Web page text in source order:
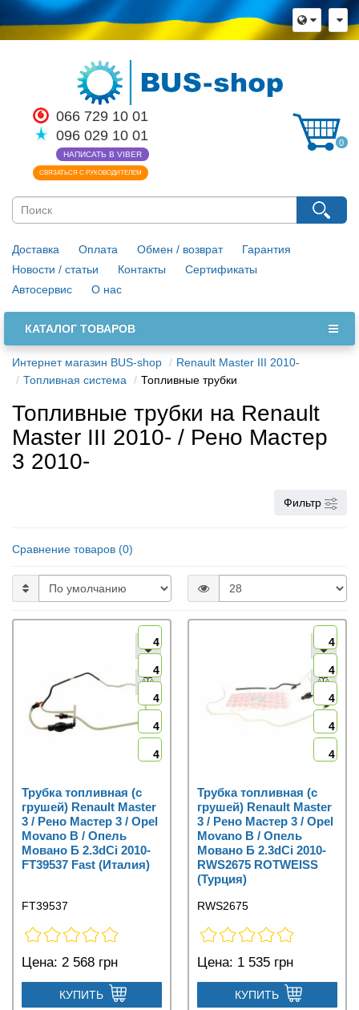
066 729 10 01
096 029 10 01
НАПИСАТЬ В VIBER
СВЯЗАТЬСЯ С РУКОВОДИТЕЛЕМ
0
Доставка Оплата Обмен / возврат
Гарантия
Новости / статьи
Контакты
Сертификаты
Автосервис
О нас
КАТАЛОГ ТОВАРОВ
Интернет магазин BUS-shop
Renault Master III 2010-
Топливная система
Топливные трубки
×
Язык магазина
Выберите пожалуйста язык магазина
Русский
Українська
Закрыть
Топливные трубки на Renault
Master III 2010- / Рено Мастер
3 2010-
Фильтр
Сравнение товаров (0)
4
4
4
4
4
Трубка топливная (с
грушей) Renault Master
3 / Рено Мастер 3 / Opel
Movano B / Опель
Мовано Б 2.3dCi 2010-
FT39537 Fast (Италия)
FT39537
Цена: 2 568 грн
КУПИТЬ
4
4
4
4
4
Трубка топливная (с
грушей) Renault Master
3 / Рено Мастер 3 / Opel
Movano B / Опель
Мовано Б 2.3dCi 2010-
RWS2675 ROTWEISS
(Турция)
RWS2675
Цена: 1 535 грн
КУПИТЬ